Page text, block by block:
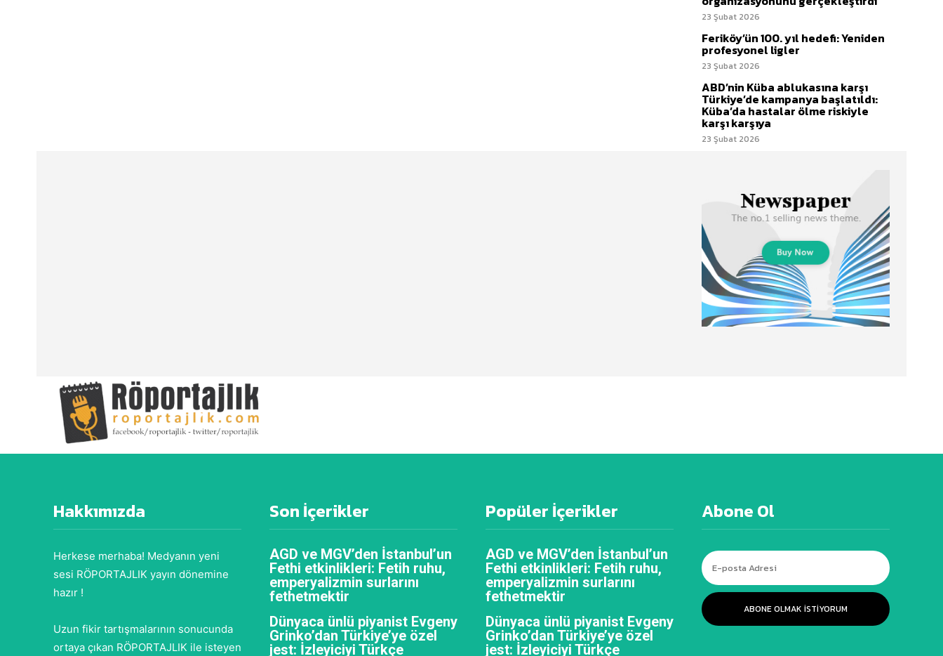
23 Şubat 2026
Feriköy’ün 100. yıl hedefi: Yeniden
profesyonel ligler
23 Şubat 2026
ABD’nin Küba ablukasına karşı
Türkiye’de kampanya başlatıldı:
Küba’da hastalar ölme riskiyle
karşı karşıya
23 Şubat 2026
Hakkımızda
Herkese merhaba! Medyanın yeni
sesi RÖPORTAJLIK yayın dönemine
hazır !
Uzun fikir tartışmalarının sonucunda
ortaya çıkan RÖPORTAJLIK ile isteyen
Son İçerikler
AGD ve MGV’den İstanbul’un
Fethi etkinlikleri: Fetih ruhu,
emperyalizmin surlarını
fethetmektir
Dünyaca ünlü piyanist Evgeny
Grinko’dan Türkiye’ye özel
jest: İzleyiciyi Türkçe
Popüler İçerikler
AGD ve MGV’den İstanbul’un
Fethi etkinlikleri: Fetih ruhu,
emperyalizmin surlarını
fethetmektir
Dünyaca ünlü piyanist Evgeny
Grinko’dan Türkiye’ye özel
jest: İzleyiciyi Türkçe
Abone Ol
ABONE OLMAK ISTIYORUM